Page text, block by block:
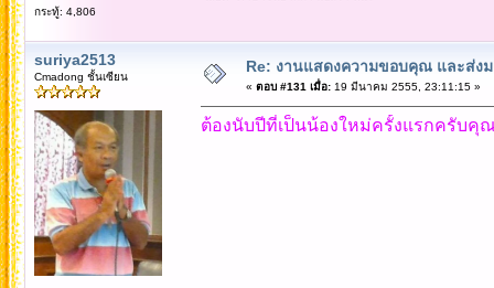
กระทู้: 4,806
suriya2513
Cmadong ชั้นเซียน
Re: งานแสดงความขอบคุณ และส่ง
« ตอบ #131 เมื่อ:19 มีนาคม 2555, 23:11:15 »
ต้องนับปีที่เป็นน้องใหม่ครั้งแรกครับคุ